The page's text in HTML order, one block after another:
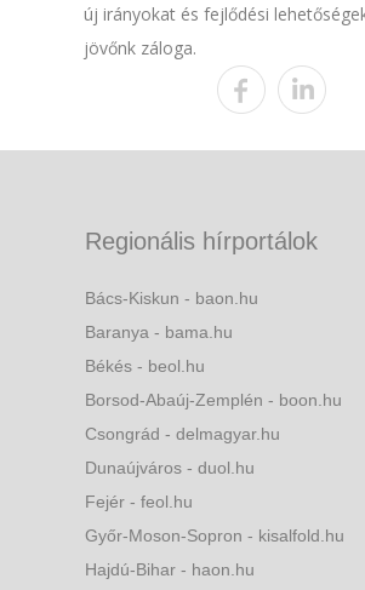
új irányokat és fejlődési
jövőnk záloga.
Regionális hírportálok
Bács-Kiskun - baon.hu
Baranya - bama.hu
Békés - beol.hu
Borsod-Abaúj-Zemplén - boon.hu
Csongrád - delmagyar.hu
Dunaújváros - duol.hu
Fejér - feol.hu
Győr-Moson-Sopron - kisalfold.hu
Hajdú-Bihar - haon.hu